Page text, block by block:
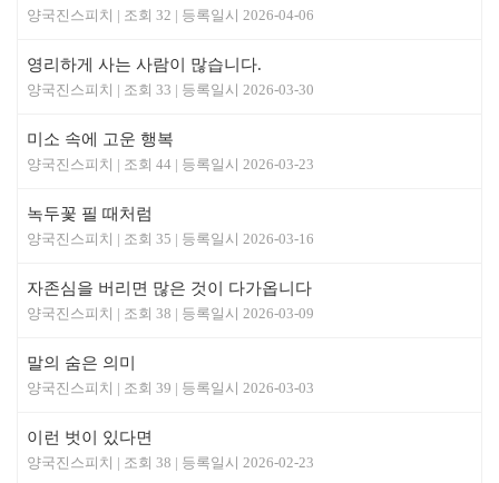
양국진스피치 32 2026-04-06
영리하게 사는 사람이 많습니다.
양국진스피치 33 2026-03-30
미소 속에 고운 행복
양국진스피치 44 2026-03-23
녹두꽃 필 때처럼
양국진스피치 35 2026-03-16
자존심을 버리면 많은 것이 다가옵니다
양국진스피치 38 2026-03-09
말의 숨은 의미
양국진스피치 39 2026-03-03
이런 벗이 있다면
양국진스피치 38 2026-02-23